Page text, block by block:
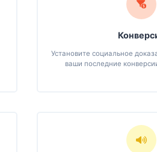
Установите социальное
ваши последние